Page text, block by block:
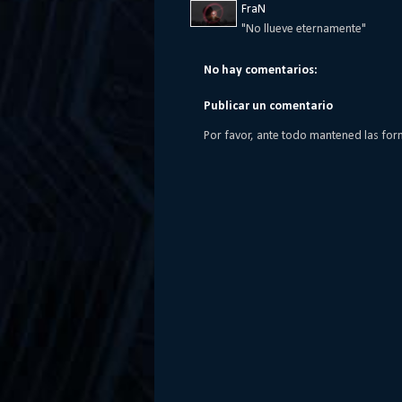
FraN
"No llueve eternamente"
No hay comentarios:
Publicar un comentario
Por favor, ante todo mantened las